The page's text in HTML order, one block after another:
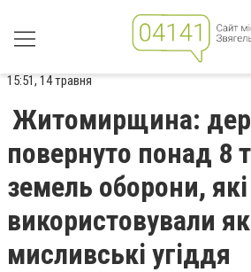
15:51, 14 травня
Житомирщина:
повернуто понад 8
земель оборони,
використовували як
мисливські угіддя